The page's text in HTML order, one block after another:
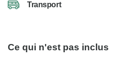
Transport
Ce qui n'est pas inclus